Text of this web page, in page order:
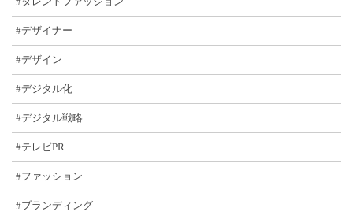
#デザイナー
#デザイン
#デジタル化
#デジタル戦略
#テレビPR
#ファッション
#ブランディング